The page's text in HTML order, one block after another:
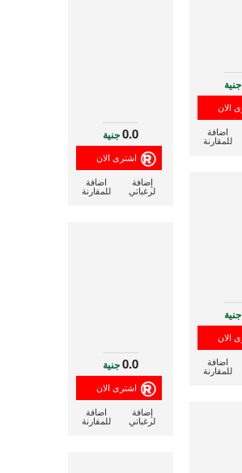
جنية
اضافة
للمقارنة
0.0جنية
إضافة
لرغباتي
اضافة
للمقارنة
جنية
اضافة
للمقارنة
0.0جنية
إضافة
لرغباتي
اضافة
للمقارنة